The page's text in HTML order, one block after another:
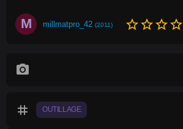
M millmatpro_42 (2011) star_borderstar_borderstar_borderstar_border
photo_camera
tag OUTILLAGE